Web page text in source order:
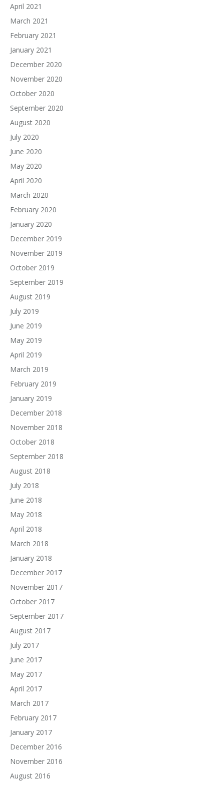
April 2021
March 2021
February 2021
January 2021
December 2020
November 2020
October 2020
September 2020
August 2020
July 2020
June 2020
May 2020
April 2020
March 2020
February 2020
January 2020
December 2019
November 2019
October 2019
September 2019
August 2019
July 2019
June 2019
May 2019
April 2019
March 2019
February 2019
January 2019
December 2018
November 2018
October 2018
September 2018
August 2018
July 2018
June 2018
May 2018
April 2018
March 2018
January 2018
December 2017
November 2017
October 2017
September 2017
August 2017
July 2017
June 2017
May 2017
April 2017
March 2017
February 2017
January 2017
December 2016
November 2016
August 2016